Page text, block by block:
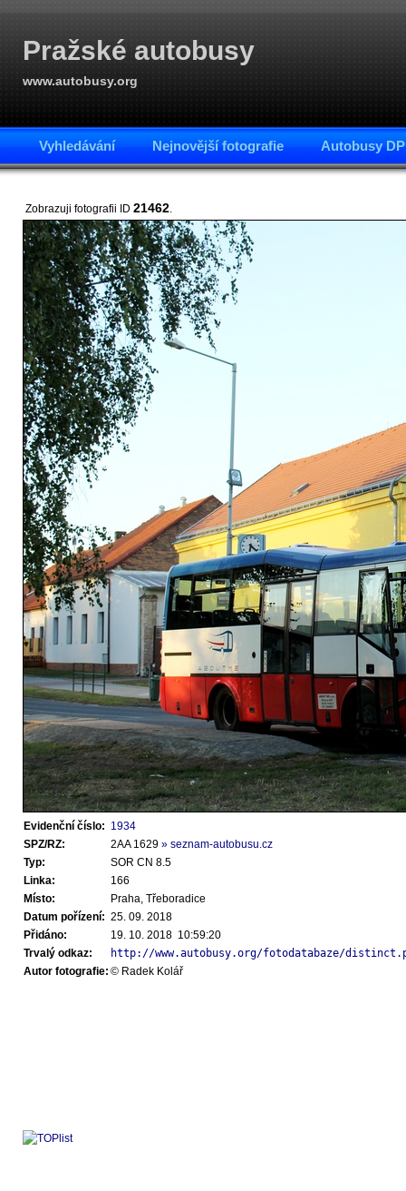
Pražské autobusy
www.autobusy.org
Vyhledávání Nejnovější fotografie Autobusy
Zobrazuji fotografii ID 21462.
Evidenční číslo: 1934
SPZ/RZ:
2AA 1629 » seznam-autobusu.cz
Typ:
SOR CN 8.5
Linka:
166
Místo:
Praha, Třeboradice
Datum pořízení: 25. 09. 2018
Přidáno:
19. 10. 2018 10:59:20
Trvalý odkaz:
http://www.autobusy.org/fotodatabaze/
Autor fotografie: © Radek Kolář